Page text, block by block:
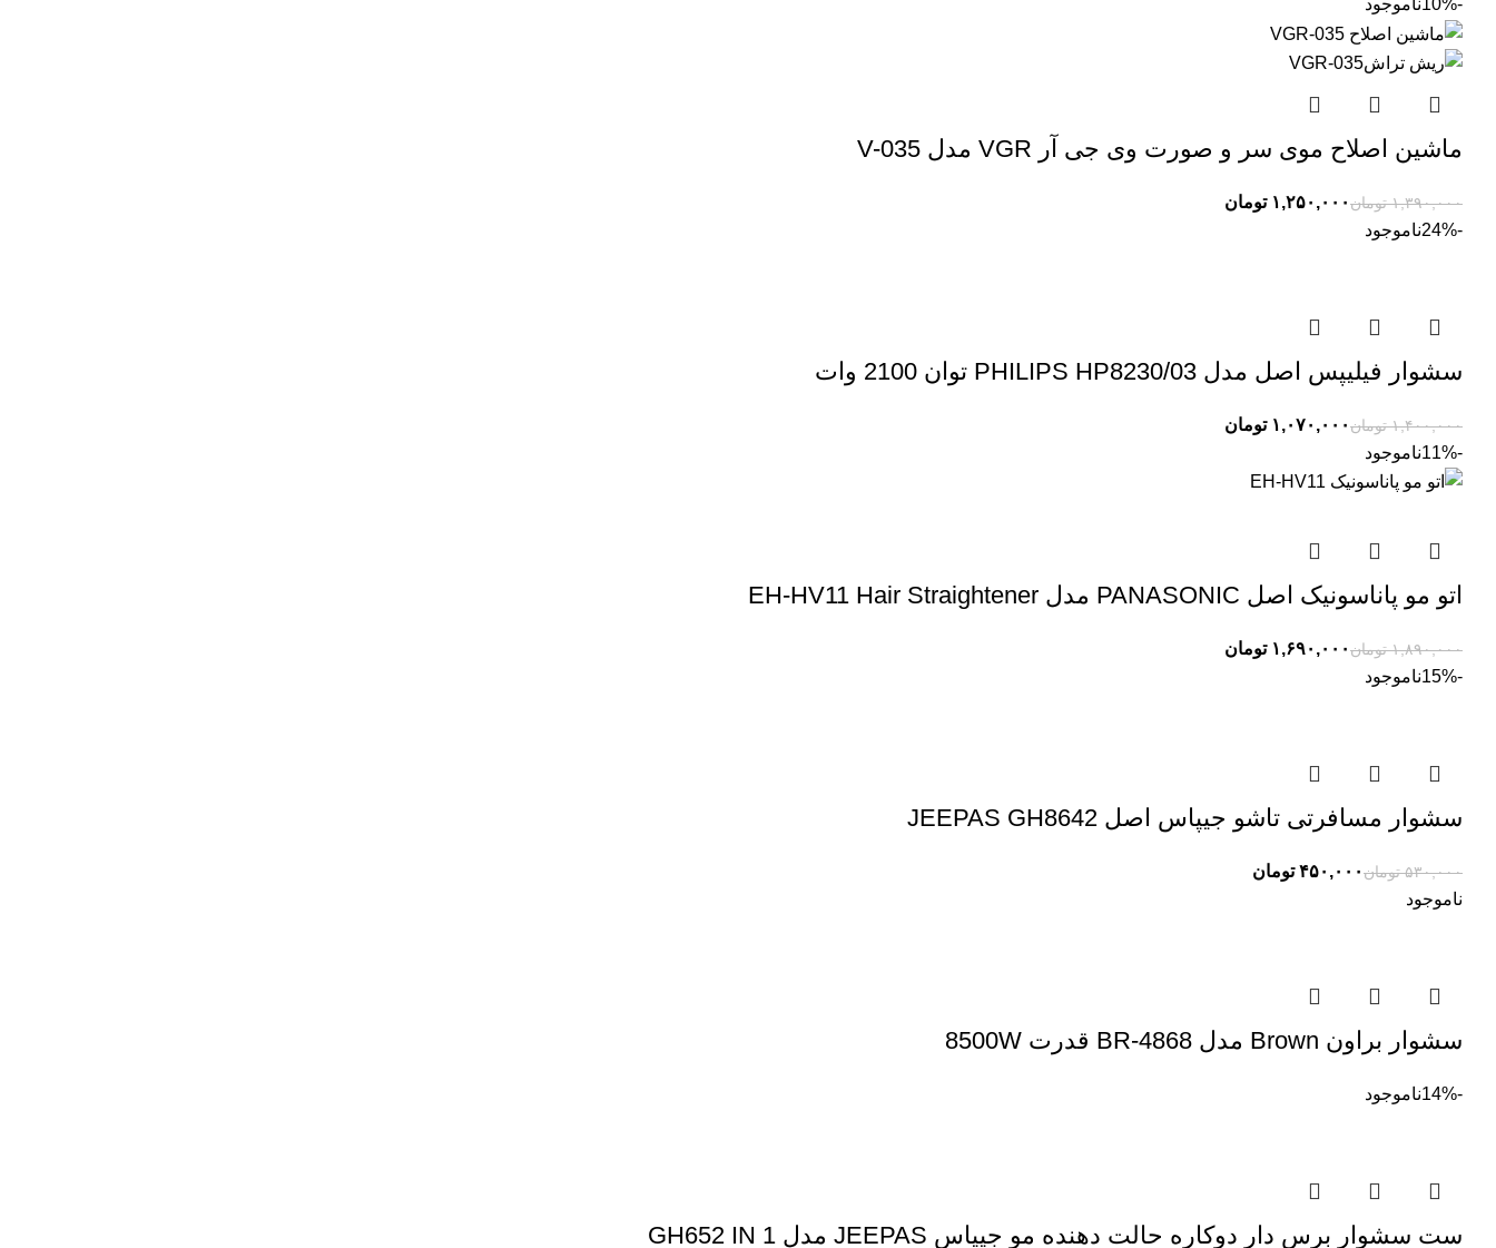
-10%
ناموجود
ماشین اصلاح موی سر و صورت وی جی آر VGR مدل V-035
۱,۳۹۰,۰۰۰ تومان۱,۲۵۰,۰۰۰ تومان
-24%
ناموجود
سشوار فیلیپس اصل مدل PHILIPS HP8230/03 توان 2100 وات
۱,۴۰۰,۰۰۰ تومان۱,۰۷۰,۰۰۰ تومان
-11%
ناموجود
اتو مو پاناسونیک اصل PANASONIC مدل EH-HV11 Hair Straightener
۱,۸۹۰,۰۰۰ تومان۱,۶۹۰,۰۰۰ تومان
-15%
ناموجود
سشوار مسافرتی تاشو جیپاس اصل JEEPAS GH8642
۵۳۰,۰۰۰ تومان۴۵۰,۰۰۰ تومان
ناموجود
سشوار براون Brown مدل BR-4868 قدرت 8500W
-14% ناموجود
ست سشوار برس دار دوکاره حالت دهنده مو جیپاس JEEPAS مدل GH652 IN 1